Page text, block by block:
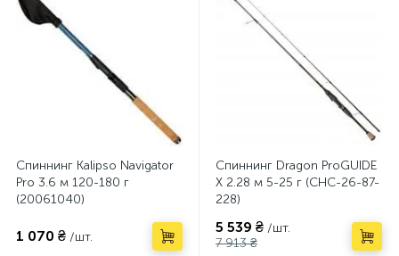
Спиннинг Kalipso Navigator
Pro 3.6 м 120-180 г
(20061040)
1 070 ₴ /шт.
Спиннинг Dragon ProGUIDE
X 2.28 м 5-25 г (CHC-26-87-
228)
5 539 ₴ /шт.
7 913 ₴